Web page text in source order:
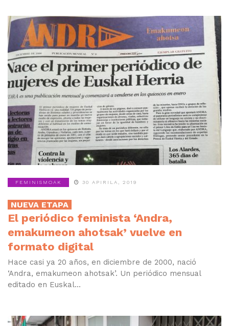
FEMINISMOAK 30 APIRILA, 2019
NUEVA ETAPA
El periódico feminista ‘Andra,
emakumeon ahotsak’ vuelve en
formato digital
Hace casi ya 20 años, en diciembre de 2000, nació
‘Andra, emakumeon ahotsak’. Un periódico mensual
editado en Euskal...